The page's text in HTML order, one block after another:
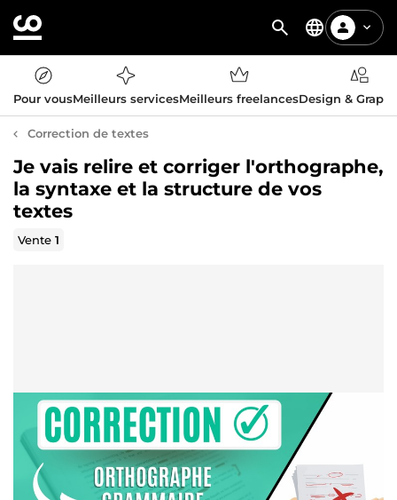
Pour vousMeilleurs servicesMeilleurs freelancesDesign &
Correction de textes
Je vais relire et corriger l'orthographe,
la syntaxe et la structure de vos
textes
Vente1